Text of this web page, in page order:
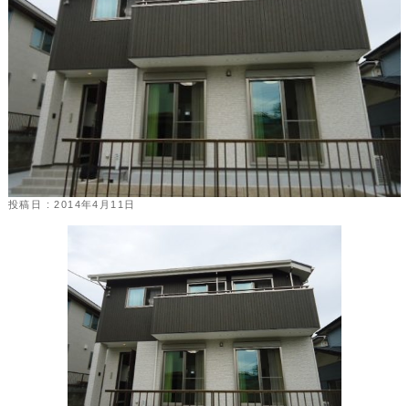
投稿日 : 2014年4月11日